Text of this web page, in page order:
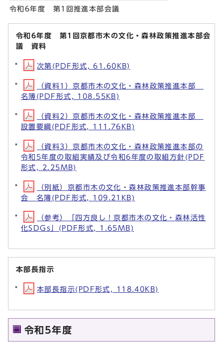
令和6年度 第1回推進本部会議
令和6年度 第1回京都市木の文化・森林政策推進本部会
議 資料
次第(PDF形式, 61.60KB)
（資料1）京都市木の文化・森林政策推進本部
名簿(PDF形式, 108.55KB)
（資料2）京都市木の文化・森林政策推進本部
設置要綱(PDF形式, 111.76KB)
（資料3）京都市木の文化・森林政策推進本部の
令和5年度の取組実績及び令和6年度の取組方針(PDF
形式, 2.25MB)
（別紙）京都市木の文化・森林政策推進本部幹事
会 名簿(PDF形式, 109.21KB)
（参考）「四方良し！京都市木の文化・森林活性
化SDGs」(PDF形式, 1.65MB)
本部長指示
本部長指示(PDF形式, 118.40KB)
令和5年度